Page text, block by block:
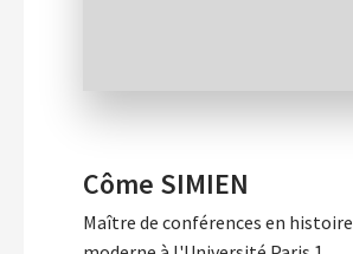
Côme SIMIEN
Maître de conférences en histoire